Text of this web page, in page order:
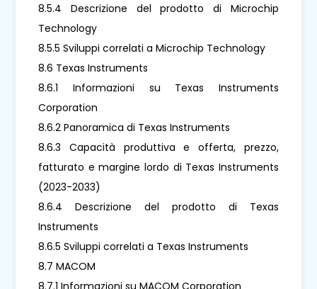
8.5.4 Descrizione del prodotto di Microchip
Technology
8.5.5 Sviluppi correlati a Microchip Technology
8.6 Texas Instruments
8.6.1 Informazioni su Texas Instruments
Corporation
8.6.2 Panoramica di Texas Instruments
8.6.3 Capacità produttiva e offerta, prezzo,
fatturato e margine lordo di Texas Instruments
(2023-2033)
8.6.4 Descrizione del prodotto di Texas
Instruments
8.6.5 Sviluppi correlati a Texas Instruments
8.7 MACOM
8.7.1 Informazioni su MACOM Corporation